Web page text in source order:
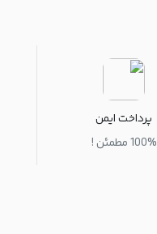
پرداخت ایمن
100% مطمئن !